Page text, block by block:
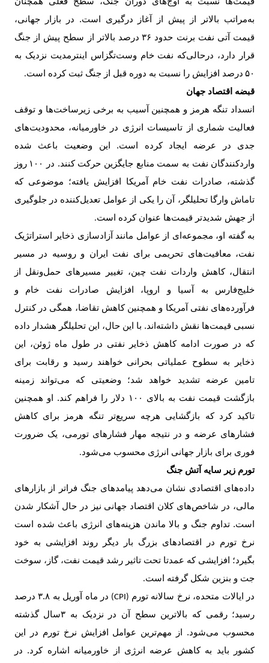
به‌مراتب بالاتر از پیش از آغاز درگیری است. در بازار جهانی،
قیمت آتی نفت برنت حدود ۳۶ درصد بالاتر از سطح پیش از جنگ
قرار دارد، درحالی‌که نفت خام وست‌تگزاس اینترمدیت نزدیک به
۵۰ درصد افزایش را نسبت به دوره قبل از جنگ ثبت کرده است.
قبضه اقتصاد جهان
انسداد تنگه هرمز و همچنین آسیب به برخی زیرساخت‌ها و توقف
فعالیت شماری از تاسیسات انرژی در خاورمیانه، محدودیت‌های
جدی در عرضه ایجاد کرده است. این وضعیت باعث شده
واردکنندگان نفت به سمت منابع جایگزین حرکت کنند. در
۱۰۰ روز
گذشته، صادرات نفت خام آمریکا افزایش یافته؛ موضوعی که
تاماش وارگا تحلیلگر، آن را یکی از عوامل تعدیل‌کننده در جلوگیری
از جهش شدیدتر قیمت‌ها عنوان کرده است.
به گفته او، مجموعه‌ای از عوامل مانند آزادسازی ذخایر استراتژیک
نفت، معافیت‌های تحریمی برای نفت ایران و روسیه در مسیر
انتقال، کاهش واردات نفت چین، تغییر مسیرهای حمل‌ونقل از
خلیج‌فارس به آسیا و اروپا، افزایش صادرات نفت خام و
فرآورده‌های نفتی آمریکا و همچنین کاهش تقاضا، همگی در کنترل
نسبی قیمت‌ها نقش داشته‌اند. با این حال، این تحلیلگر هشدار داده
که در صورت ادامه کاهش ذخایر نفتی در طول ماه ژوئن، این
ذخایر به سطوح عملیاتی بحرانی خواهند رسید و رقابت برای
تامین عرضه تشدید خواهد شد؛ وضعیتی که می‌تواند زمینه
بازگشت قیمت نفت به بالای
۱۰۰ دلار را فراهم کند. او همچنین
تاکید کرد که بازگشایی هرچه سریع‌تر تنگه هرمز برای کاهش
فشارهای عرضه و در نتیجه مهار فشارهای تورمی، یک ضرورت
فوری برای بازار جهانی انرژی محسوب می‌شود.
تورم زیر سایه آتش جنگ
داده‌های اقتصادی نشان می‌دهد پیامدهای جنگ فراتر از بازارهای
مالی، در شاخص‌های کلان اقتصاد جهانی نیز در حال آشکار شدن
است. تداوم جنگ و بالا ماندن هزینه‌های انرژی باعث شده است
نرخ تورم در اقتصادهای بزرگ بار دیگر روند افزایشی به خود
بگیرد؛ افزایشی که عمدتا تحت تاثیر رشد قیمت نفت، گاز، سوخت
جت و بنزین شکل گرفته است.
در ایالات متحده، نرخ سالانه تورم (CPI)
در ماه آوریل به ۳.۸ درصد
رسید؛ رقمی که بالاترین سطح آن در نزدیک به ۳سال گذشته
محسوب می‌شود. از مهم‌ترین عوامل افزایش نرخ تورم در این
کشور باید به کاهش عرضه انرژی از خاورمیانه اشاره کرد. در